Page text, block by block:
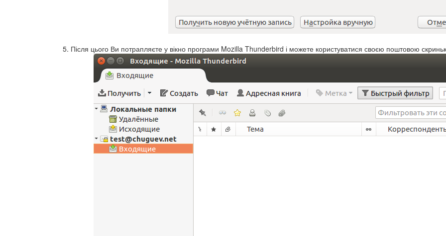
Після цього Ви потрапляєте у вікно програми Mozilla Thunderbird і можете користуватися своєю поштовою